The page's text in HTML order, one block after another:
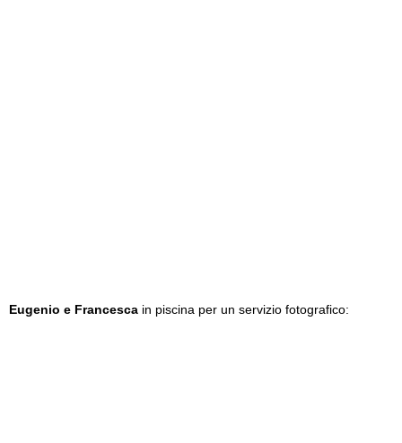
Eugenio e Francesca in piscina per un servizio fotografico: